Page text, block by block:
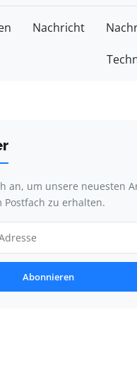
Nachricht
an, um unsere neuesten
zu erhalten.
Abonnieren